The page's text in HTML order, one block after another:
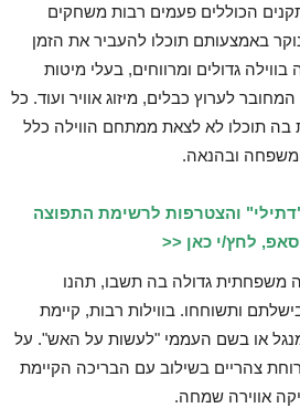
הכוללים פעמים רבות משחקים
באמצעותם תוכלו להעביר את הזמן
גדולים ומרווחים, בעלי מיטות
לערוץ כבלים, מיזוג אוויר ועוד. כל
בה תוכלו לא לצאת ממתחם הווילה כלל
ובהנאה.
והצטרפות לרשימת התפוצה
לחץ/י כאן <<
משפחתית גדולה בה תשבו, תהנו
ותשוחחו. בווילות רבות, קיימת
או בשם העממי "לעשות על האש". על
צהריים בשילוב עם הבריכה הקיימת
אווירה שמחה.